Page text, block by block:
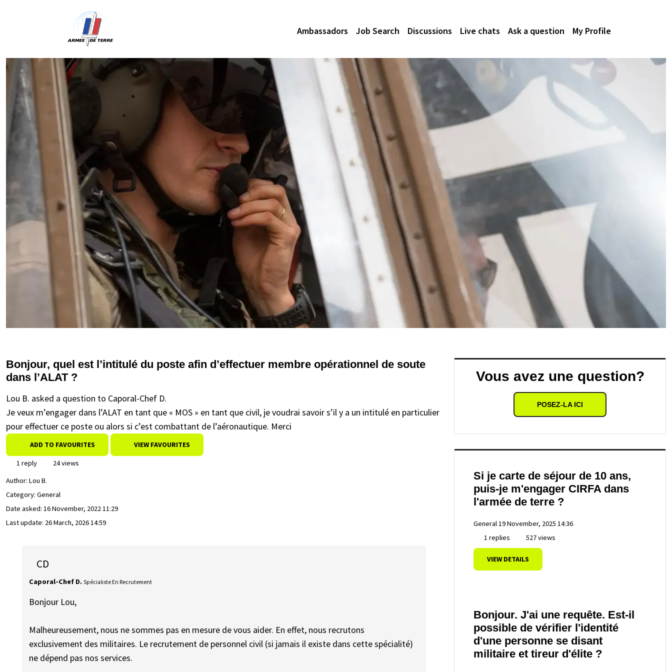
Ambassadors Job Search Discussions Live chats Ask a question My Profile
Bonjour, quel est l’intitulé du poste afin d’effectuer membre opérationnel de soute
dans l’ALAT ?
Lou B. asked a question to Caporal-Chef D.
Je veux m’engager dans l’ALAT en tant que « MOS » en tant que civil, je voudrai savoir s’il y a un intitulé en particulier
pour effectuer ce poste ou alors si c’est combattant de l’aéronautique. Merci
ADD TO FAVOURITES VIEW FAVOURITES
1 reply
24 views
Author: Lou B.
Category: General
Date asked: 16 November, 2022 11:29
Last update: 26 March, 2026 14:59
CD
Caporal-Chef D. Spécialiste En Recrutement
Bonjour Lou,
Malheureusement, nous ne sommes pas en mesure de vous aider. En effet, nous recrutons
exclusivement des militaires. Le recrutement de personnel civil (si jamais il existe dans cette spécialité)
ne dépend pas nos services.
Vous avez une question?
POSEZ-LA ICI
Si je carte de séjour de 10 ans,
puis-je m'engager CIRFA dans
l'armée de terre ?
General19 November, 2025 14:36
1 replies
527 views
VIEW DETAILS
Bonjour. J'ai une requête. Est-il
possible de vérifier l'identité
d'une personne se disant
militaire et tireur d'élite ?